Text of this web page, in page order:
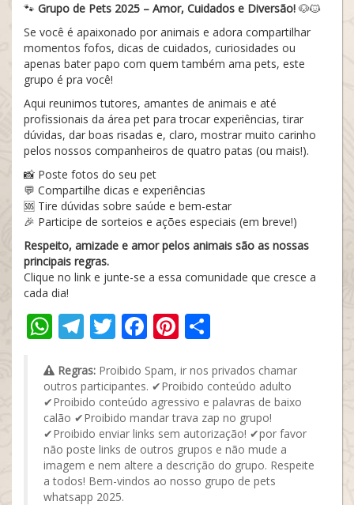
🐾 Grupo de Pets 2025 – Amor, Cuidados e Diversão! 🐶🐱
Se você é apaixonado por animais e adora compartilhar
momentos fofos, dicas de cuidados, curiosidades ou
apenas bater papo com quem também ama pets, este
grupo é pra você!
Aqui reunimos tutores, amantes de animais e até
profissionais da área pet para trocar experiências, tirar
dúvidas, dar boas risadas e, claro, mostrar muito carinho
pelos nossos companheiros de quatro patas (ou mais!).
📸 Poste fotos do seu pet
💬 Compartilhe dicas e experiências
🆘 Tire dúvidas sobre saúde e bem-estar
🎉 Participe de sorteios e ações especiais (em breve!)
Respeito, amizade e amor pelos animais são as nossas
principais regras.
Clique no link e junte-se a essa comunidade que cresce a
cada dia!
WhatsApp
Telegram
Twitter
Facebook
Pinterest
Regras: Proibido Spam, ir nos privados chamar
outros participantes. ✔Proibido conteúdo adulto
✔Proibido conteúdo agressivo e palavras de baixo
calão ✔Proibido mandar trava zap no grupo!
✔Proibido enviar links sem autorização! ✔por favor
não poste links de outros grupos e não mude a
imagem e nem altere a descrição do grupo. Respeite
a todos! Bem-vindos ao nosso grupo de pets
whatsapp 2025.